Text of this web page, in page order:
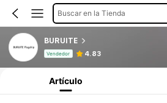
Buscar en la Tienda
BURUITE
Vendedor 4.83
Artículo